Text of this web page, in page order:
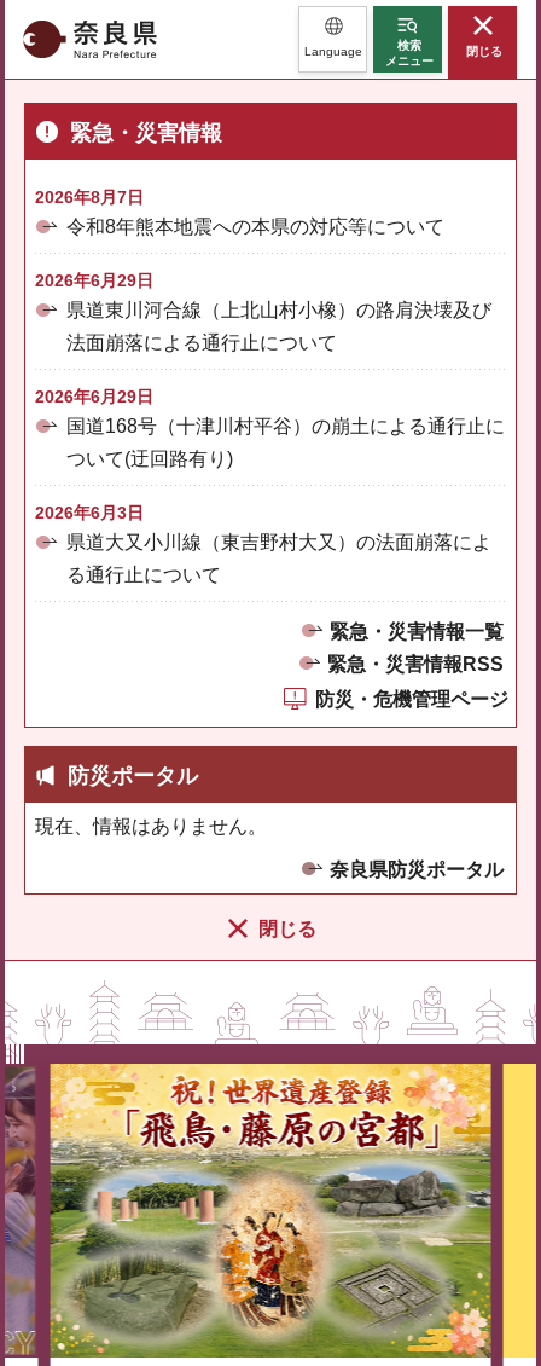
奈良県 Language
検索
メニュー
閉じる
緊急・災害情報
2026年8月7日
令和8年熊本地震への本県の対応等について
2026年6月29日
県道東川河合線（上北山村小橡）の路肩決壊及び
法面崩落による通行止について
2026年6月29日
国道168号（十津川村平谷）の崩土による通行止に
ついて(迂回路有り)
2026年6月3日
県道大又小川線（東吉野村大又）の法面崩落によ
る通行止について
緊急・災害情報一覧
緊急・災害情報RSS
防災・危機管理ページ
防災ポータル
現在、情報はありません。
奈良県防災ポータル
閉じる